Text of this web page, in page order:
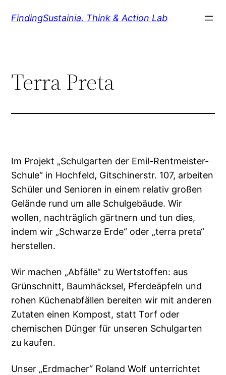
InhaltFindingSustainia. Think & Action Lab
Terra Preta
Im Projekt „Schulgarten der Emil-Rentmeister-
Schule“ in Hochfeld, Gitschinerstr. 107, arbeiten
Schüler und Senioren in einem relativ großen
Gelände rund um alle Schulgebäude. Wir
wollen, nachträglich gärtnern und tun dies,
indem wir „Schwarze Erde“ oder „terra preta“
herstellen.
Wir machen „Abfälle“ zu Wertstoffen: aus
Grünschnitt, Baumhäcksel, Pferdeäpfeln und
rohen Küchenabfällen bereiten wir mit anderen
Zutaten einen Kompost, statt Torf oder
chemischen Dünger für unseren Schulgarten
zu kaufen.
Unser „Erdmacher“ Roland Wolf unterrichtet